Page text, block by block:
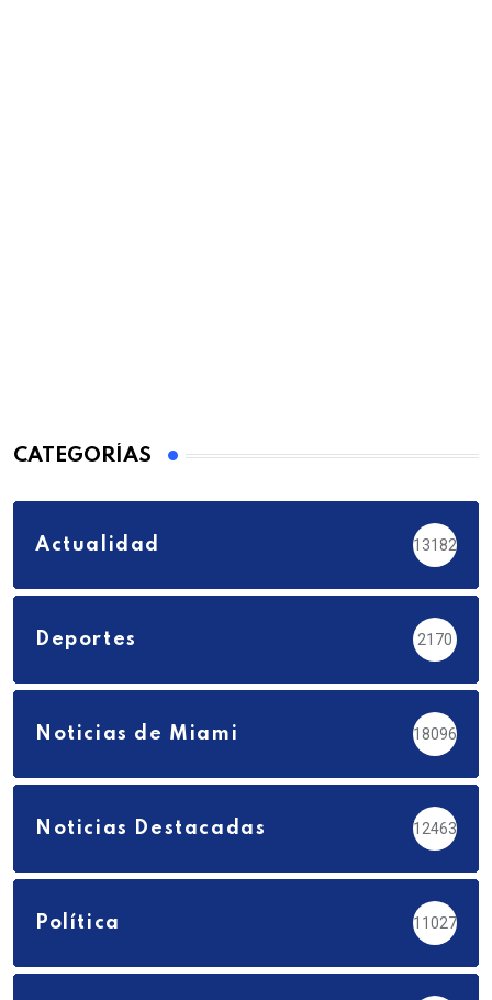
CATEGORÍAS
Actualidad 13182
Deportes 2170
Noticias de Miami 18096
Noticias Destacadas 12463
Política 11027